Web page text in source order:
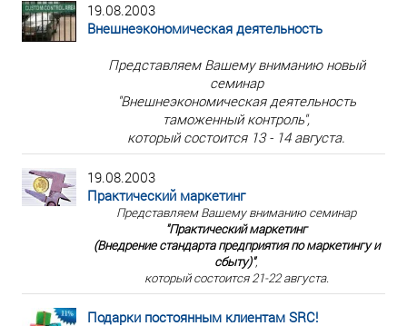
19.08.2003
Внешнеэкономическая деятельность
Представляем Вашему вниманию новый
семинар
"Внешнеэкономическая деятельность
таможенный контроль",
который состоится 13 - 14 августа.
19.08.2003
Практический маркетинг
Представляем Вашему вниманию семинар
"Практический маркетинг
(Внедрение стандарта предприятия по маркетингу и
сбыту)",
который состоится 21-22 августа.
Подарки постоянным клиентам SRC!